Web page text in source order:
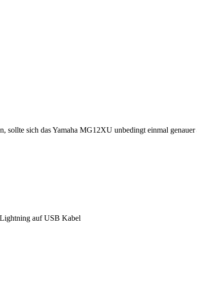
sollte sich das Yamaha MG12XU unbedingt einmal genauer
auf USB Kabel